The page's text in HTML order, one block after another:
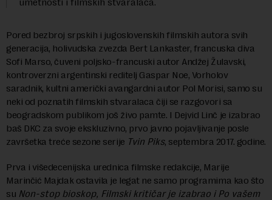
Pored bezbroj srpskih i jugoslovenskih filmskih autora svih
generacija, holivudska zvezda Bert Lankaster, francuska diva
Sofi Marso, čuveni poljsko-francuski autor Andžej Žulavski,
kontroverzni argentinski reditelj Gaspar Noe, Vorholov
saradnik, kultni američki avangardni autor Pol Morisi, samo su
neki od poznatih filmskih stvaralaca čiji se razgovori sa
beogradskom publikom još živo pamte. I Dejvid Linč je izabrao
baš DKC za svoje ekskluzivno, prvo javno pojavljivanje posle
završetka treće sezone serije Tvin Piks, septembra 2017. godine.
Prva i višedecenijska urednica filmske redakcije, Marije
Marinčić Majdak ostavila je legat ne samo programima kao što
su Non-stop bioskop, Filmski kritičar je izabrao i Po vašem